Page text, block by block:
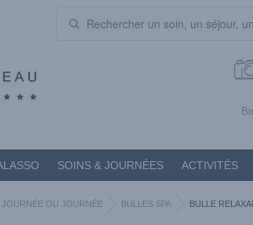
SOINS & JOURNÉES ACTIVITÉS
JOURNÉE OU JOURNÉE BULLES SPA BULLE